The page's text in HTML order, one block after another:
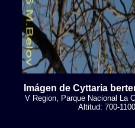
Imágen de Cyttaria
V Region, Parque Nacional La
Altitud: 700-